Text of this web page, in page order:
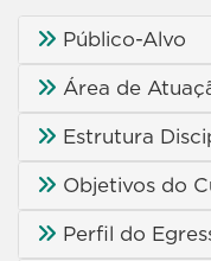
Público-Alvo
Área de
Estrutura
Objetivos do
Perfil do